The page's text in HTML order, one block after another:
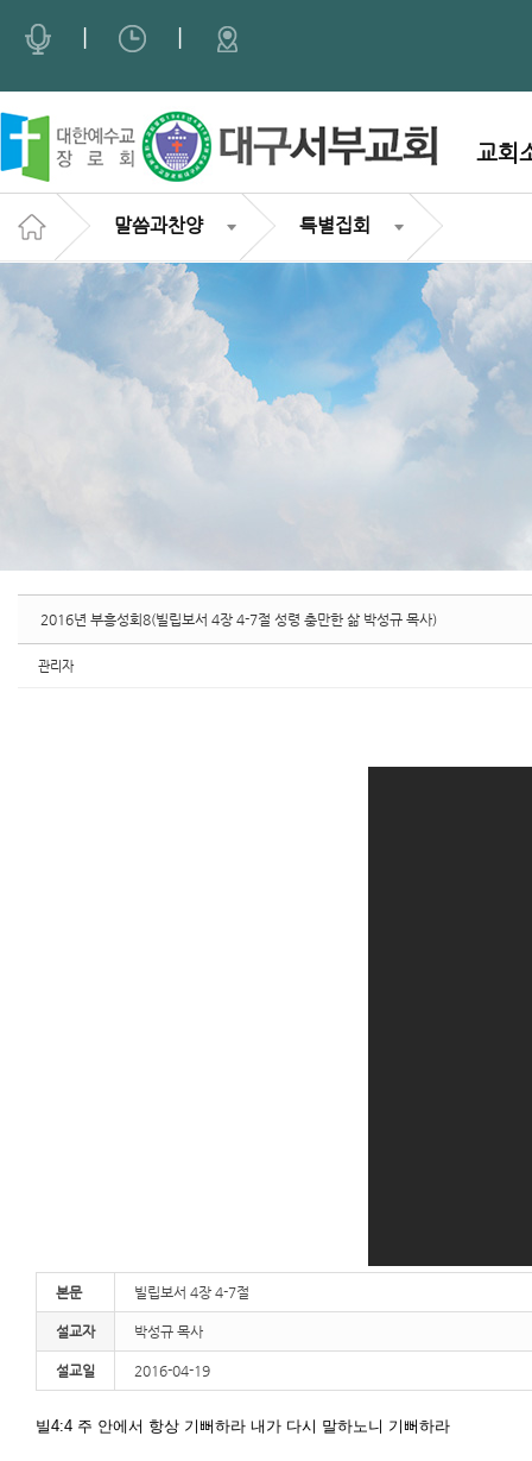
교회
말씀과찬양 특별집회
2016년 부흥성회8(빌립보서 4장 4-7절 성령 충만한 삶 박성규 목사)
관리자
본문 빌립보서 4장 4-7절
설교자 박성규 목사
설교일 2016-04-19
빌4:4 주 안에서 항상 기뻐하라 내가 다시 말하노니 기뻐하라